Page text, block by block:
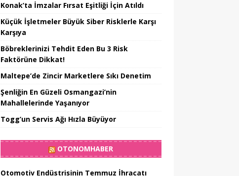
Konak’ta İmzalar Fırsat Eşitliği İçin Atıldı
Küçük İşletmeler Büyük Siber Risklerle Karşı
Karşıya
Böbreklerinizi Tehdit Eden Bu 3 Risk
Faktörüne Dikkat!
Maltepe’de Zincir Marketlere Sıkı Denetim
Şenliğin En Güzeli Osmangazi’nin
Mahallelerinde Yaşanıyor
Togg’un Servis Ağı Hızla Büyüyor
OTONOMHABER
Otomotiv Endüstrisinin Temmuz İhracatı